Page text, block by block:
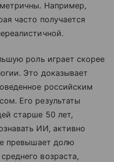
Например,
часто получается
роль играет скорее
Это доказывает
российским
Его результаты
старше 50 лет,
ИИ, активно
превышает долю
возраста,